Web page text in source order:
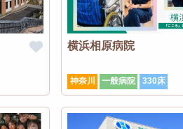
横浜相原病院
神奈川 一般病院 330床